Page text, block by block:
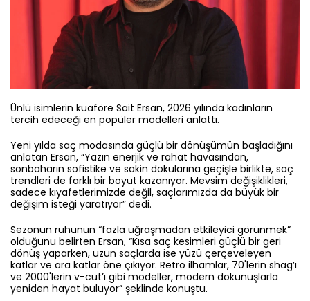
Ünlü isimlerin kuaföre Sait Ersan, 2026 yılında kadınların
tercih edeceği en popüler modelleri anlattı.
Yeni yılda saç modasında güçlü bir dönüşümün başladığını
anlatan Ersan, “Yazın enerjik ve rahat havasından,
sonbaharın sofistike ve sakin dokularına geçişle birlikte, saç
trendleri de farklı bir boyut kazanıyor. Mevsim değişiklikleri,
sadece kıyafetlerimizde değil, saçlarımızda da büyük bir
değişim isteği yaratıyor” dedi.
Sezonun ruhunun “fazla uğraşmadan etkileyici görünmek”
olduğunu belirten Ersan, “Kısa saç kesimleri güçlü bir geri
dönüş yaparken, uzun saçlarda ise yüzü çerçeveleyen
katlar ve ara katlar öne çıkıyor. Retro ilhamlar, 70'lerin shag’ı
ve 2000'lerin v-cut’ı gibi modeller, modern dokunuşlarla
yeniden hayat buluyor” şeklinde konuştu.